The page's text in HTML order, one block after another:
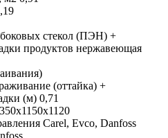
стекол (ПЭН) +
продуктов нержавеющая
(оттайка) +
(м) 0,71
Carel, Evco, Danfoss